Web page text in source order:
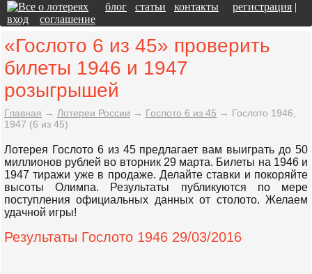
блог статьи контакты регистрация |
вход
соглашение
«Гослото 6 из 45» проверить
билеты 1946 и 1947
розыгрышей
Главная → Лотереи России → Гослото 6 из 45 → Гослото 1946,
1947 (6 из 45)
Лотерея Гослото 6 из 45 предлагает вам выиграть до 50
миллионов рублей во вторник 29 марта. Билеты на 1946 и
1947 тиражи уже в продаже. Делайте ставки и покоряйте
высоты Олимпа. Результаты публикуются по мере
поступления официальных данных от столото. Желаем
удачной игры!
Результаты Гослото 1946 29/03/2016